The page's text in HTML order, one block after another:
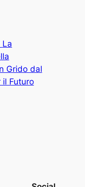
La
Grido dal
il Futuro